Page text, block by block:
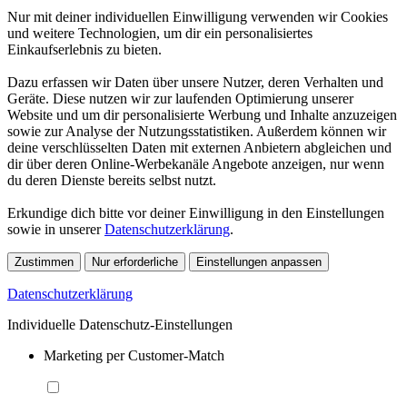
Nur mit deiner individuellen Einwilligung verwenden wir Cookies
und weitere Technologien, um dir ein personalisiertes
Einkaufserlebnis zu bieten.
Dazu erfassen wir Daten über unsere Nutzer, deren Verhalten und
Geräte. Diese nutzen wir zur laufenden Optimierung unserer
Website und um dir personalisierte Werbung und Inhalte anzuzeigen
sowie zur Analyse der Nutzungsstatistiken. Außerdem können wir
deine verschlüsselten Daten mit externen Anbietern abgleichen und
dir über deren Online-Werbekanäle Angebote anzeigen, nur wenn
du deren Dienste bereits selbst nutzt.
Erkundige dich bitte vor deiner Einwilligung in den Einstellungen
sowie in unsererDatenschutzerklärung.
Zustimmen Nur erforderliche Einstellungen anpassen
Datenschutzerklärung
Individuelle Datenschutz-Einstellungen
Marketing per Customer-Match